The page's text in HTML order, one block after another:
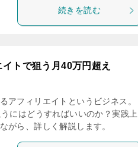
続きを読む
トで狙う月40万円超え
アフィリエイトというビジネス。
にはどうすればいいのか？実践上
がら、詳しく解説します。